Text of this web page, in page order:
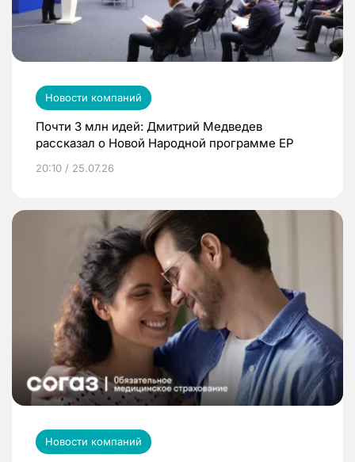
Новости компаний
Почти 3 млн идей: Дмитрий Медведев
рассказал о Новой Народной программе ЕР
20:10 / 25.07.26
Новости компаний